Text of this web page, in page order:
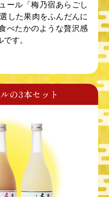
ール「梅乃宿あらごし
した果肉をふんだんに
べたかのような贅沢感
す。
の3本セット